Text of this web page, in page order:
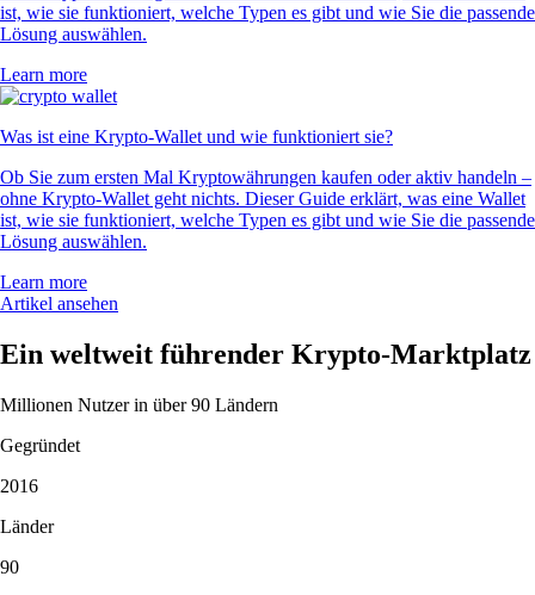
ist, wie sie funktioniert, welche Typen es gibt und wie Sie die passende
Lösung auswählen.
Learn more
Was ist eine Krypto-Wallet und wie funktioniert sie?
Ob Sie zum ersten Mal Kryptowährungen kaufen oder aktiv handeln –
ohne Krypto-Wallet geht nichts. Dieser Guide erklärt, was eine Wallet
ist, wie sie funktioniert, welche Typen es gibt und wie Sie die passende
Lösung auswählen.
Learn more
Artikel ansehen
Ein weltweit führender Krypto-Marktplatz
Millionen Nutzer in über 90 Ländern
Gegründet
2016
Länder
90